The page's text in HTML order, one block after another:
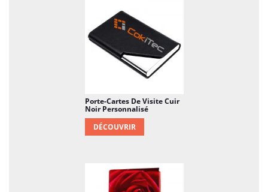
de solution de voyage légère lorsque vous avez
uniquement besoin d'emporter l'essentiel.
: notre porte-cartes est conçu avec
une ouverture pratique qui vous permet
d'accéder rapidement et facilement à vos
Porte-Cartes De Visite Cuir
Noir Personnalisé
DÉCOUVRIR